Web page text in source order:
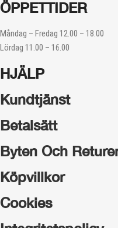
ÖPPETTIDER
Måndag – Fredag 12.00 – 18.00
Lördag 11.00 – 16.00
HJÄLP
Kundtjänst
Betalsätt
Byten Och
Köpvillkor
Cookies